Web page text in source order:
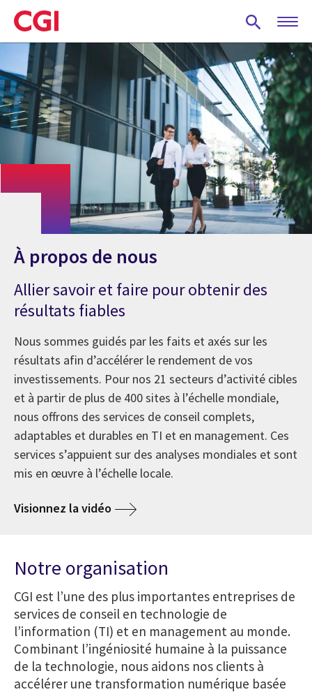
Skip
to
main
content
À propos de nous
Allier savoir et faire pour obtenir des
résultats fiables
Nous sommes guidés par les faits et axés sur les
résultats afin d’accélérer le rendement de vos
investissements. Pour nos 21 secteurs d’activité cibles
et à partir de plus de 400 sites à l’échelle mondiale,
nous offrons des services de conseil complets,
adaptables et durables en TI et en management. Ces
services s’appuient sur des analyses mondiales et sont
mis en œuvre à l’échelle locale.
Visionnez la vidéo
Notre organisation
CGI est l’une des plus importantes entreprises de
services de conseil en technologie de
l’information (TI) et en management au monde.
Combinant l’ingéniosité humaine à la puissance
de la technologie, nous aidons nos clients à
accélérer une transformation numérique basée